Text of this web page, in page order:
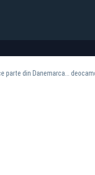
parte din Danemarca...